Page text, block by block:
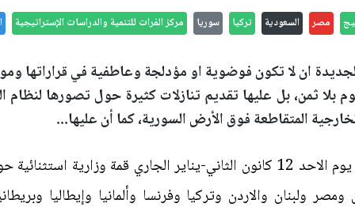
مصر السعودية تركيا سوريا مركز الفرات للتنمية والدراسات الإستراتيجية
ان لا تكون فوضوية او مؤدلجة وعاطفية في قراراتها
بلا ثمن، بل عليها تقديم تنازلات كثيرة حول تصورها لنظام
المتقاطعة فوق الأرض السورية، كما أن عليها...
شهدت العاصمة السعودية الرياض يوم الاحد 12 كانون الثاني-يناير
ولبنان والاردن وتركيا وفرنسا وألمانيا وإيطاليا